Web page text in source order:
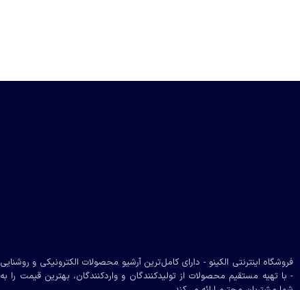
فروشگاه اینترنتی الکینو - دارای کامل‌ترین آرشیو محصولات الکترونیکی و روشنایی
- با تهیه مستقیم محصولات از تولیدکنندگان و واردکنندگان، بهترین قیمت را به